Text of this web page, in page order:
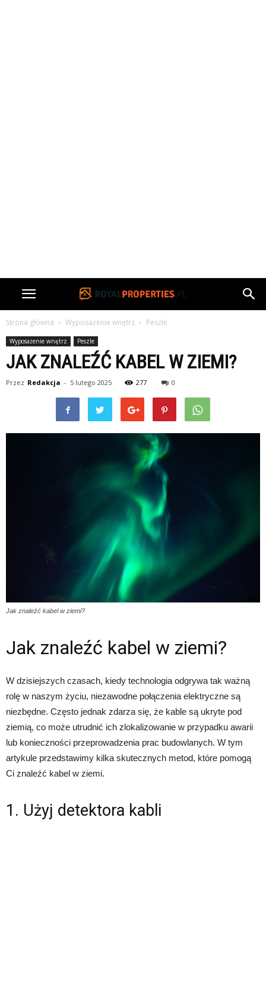
Strona główna Wyposażenie wnętrz Peszle
Wyposażenie wnętrz Peszle
JAK ZNALEŹĆ KABEL W ZIEMI?
Przez Redakcja - 5 lutego 2025 277 0
Jak znaleźć kabel w ziemi?
Jak znaleźć kabel w ziemi?
W dzisiejszych czasach, kiedy technologia odgrywa tak ważną
rolę w naszym życiu, niezawodne połączenia elektryczne są
niezbędne. Często jednak zdarza się, że kable są ukryte pod
ziemią, co może utrudnić ich zlokalizowanie w przypadku awarii
lub konieczności przeprowadzenia prac budowlanych. W tym
artykule przedstawimy kilka skutecznych metod, które pomogą
Ci znaleźć kabel w ziemi.
1. Użyj detektora kabli